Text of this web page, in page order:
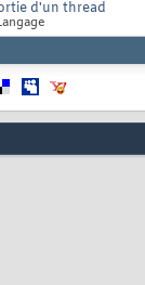
d'un thread